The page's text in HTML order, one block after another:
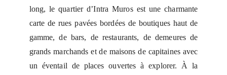
long, le quartier d’Intra Muros est une charmante
carte de rues pavées bordées de boutiques haut de
gamme, de bars, de restaurants, de demeures de
grands marchands et de maisons de capitaines avec
un éventail de places ouvertes à explorer. À la